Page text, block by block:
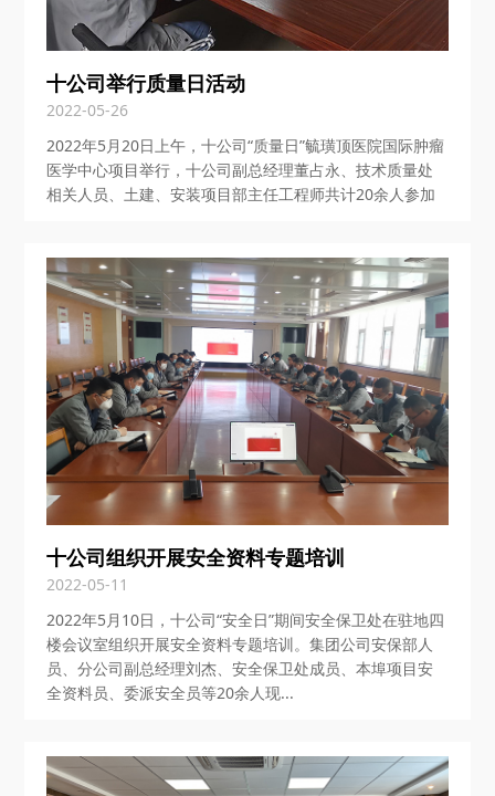
十公司举行质量日活动
2022-05-26
2022年5月20日上午，十公司“质量日”毓璜顶医院国际肿瘤
医学中心项目举行，十公司副总经理董占永、技术质量处
相关人员、土建、安装项目部主任工程师共计20余人参加
十公司组织开展安全资料专题培训
2022-05-11
2022年5月10日，十公司“安全日”期间安全保卫处在驻地四
楼会议室组织开展安全资料专题培训。集团公司安保部人
员、分公司副总经理刘杰、安全保卫处成员、本埠项目安
全资料员、委派安全员等20余人现...